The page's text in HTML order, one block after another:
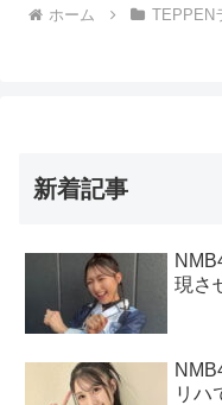
ホーム TEPPEN
新着記事
現さ
リハ